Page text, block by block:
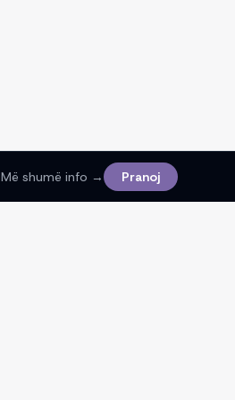
Më shumë info → Pranoj